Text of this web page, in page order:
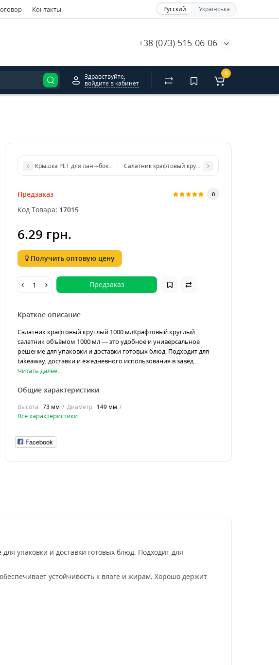
Контакты Русский Українська
+38 (073) 515-06-06
Здравствуйте,
войдите в кабинет
0
Крышка РЕТ для ланч-бокса 500, 750, 1000 мл 170х120мм
Салатник крафтовый круглый 750 мл. HRC
Предзаказ 0
Код Товара: 17015
6.29 грн.
Получить оптовую цену
Предзаказ
Краткое описание
Салатник крафтовый круглый 1000 млКрафтовый круглый
салатник объёмом 1000 мл — это удобное и универсальное
решение для упаковки и доставки готовых блюд. Подходит для
takeaway, доставки и ежедневного использования в завед...
Читать далее...
Общие характеристики
Высота 73 мм Диаметр 149 мм
Все характеристики
Facebook
упаковки и доставки готовых блюд. Подходит для
устойчивость к влаге и жирам. Хорошо держит